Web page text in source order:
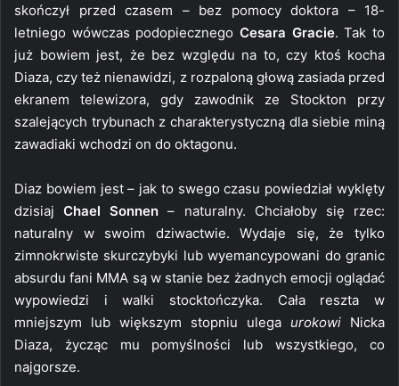
skończył przed czasem – bez pomocy doktora – 18-
letniego wówczas podopiecznego Cesara Gracie. Tak to
już bowiem jest, że bez względu na to, czy ktoś kocha
Diaza, czy też nienawidzi, z rozpaloną głową zasiada przed
ekranem telewizora, gdy zawodnik ze Stockton przy
szalejących trybunach z charakterystyczną dla siebie miną
zawadiaki wchodzi on do oktagonu.
Diaz bowiem jest – jak to swego czasu powiedział wyklęty
dzisiajChael Sonnen – naturalny. Chciałoby się rzec:
naturalny w swoim dziwactwie. Wydaje się, że tylko
zimnokrwiste skurczybyki lub wyemancypowani do granic
absurdu fani MMA są w stanie bez żadnych emocji oglądać
wypowiedzi i walki stocktończyka. Cała reszta w
mniejszym lub większym stopniu ulega urokowi Nicka
Diaza, życząc mu pomyślności lub wszystkiego, co
najgorsze.